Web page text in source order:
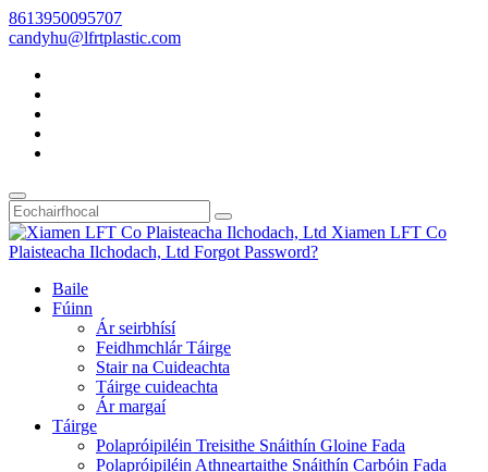
8613950095707
candyhu@lfrtplastic.com
Baile
Fúinn
Ár seirbhísí
Feidhmchlár Táirge
Stair na Cuideachta
Táirge cuideachta
Ár margaí
Táirge
Polapróipiléin Treisithe Snáithín Gloine Fada
Polapróipiléin Athneartaithe Snáithín Carbóin Fada